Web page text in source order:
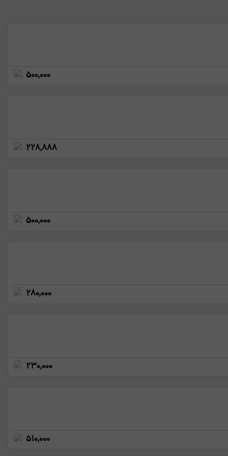
500,000
228,888
500,000
280,000
230,000
510,000